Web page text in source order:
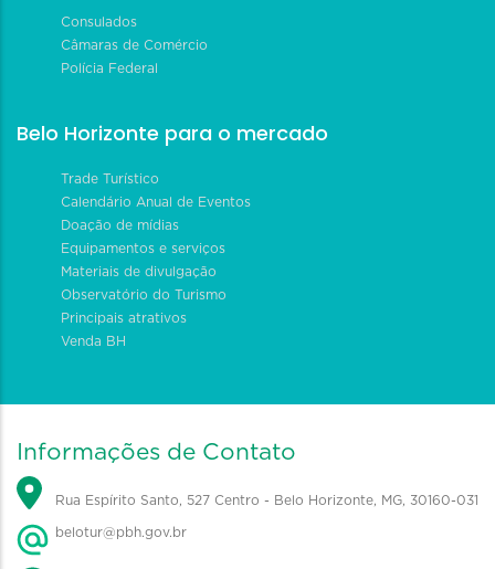
Consulados
Câmaras de Comércio
Polícia Federal
Belo Horizonte para o mercado
Trade Turístico
Calendário Anual de Eventos
Doação de mídias
Equipamentos e serviços
Materiais de divulgação
Observatório do Turismo
Principais atrativos
Venda BH
Informações de Contato
Rua Espírito Santo, 527 Centro - Belo Horizonte, MG, 30160-031
belotur@pbh.gov.br